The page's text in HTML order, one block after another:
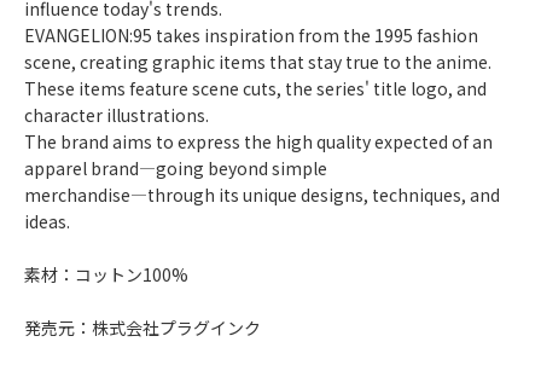
influence today's trends.
EVANGELION:95 takes inspiration from the 1995 fashion
scene, creating graphic items that stay true to the anime.
These items feature scene cuts, the series' title logo, and
character illustrations.
The brand aims to express the high quality expected of an
apparel brand―going beyond simple
merchandise―through its unique designs, techniques, and
ideas.
素材：コットン100%
発売元：株式会社プラグインク